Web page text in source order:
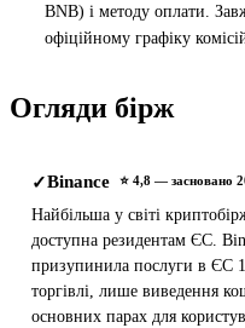
BNB) і методу оплати.
офіційному графіку
Огляди бірж
✓Binance ⭐ 4,8 — засновано
Найбільша у світі
доступна резидентам ЄС.
призупинила послуги в ЄС 1
торгівлі, лише виведення
основних парах для